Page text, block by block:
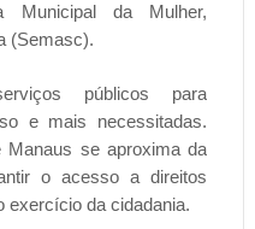
Municipal da Mulher,
(Semasc).
públicos para
e mais necessitadas.
Manaus se aproxima da
o acesso a direitos
exercício da cidadania.